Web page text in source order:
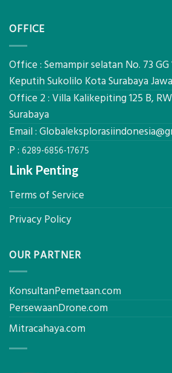
Ekplorasi.Menggunakan
Ukur
Presisi
Akurat
OFFICE
Office : Semampir selatan No. 73 GG
Keputih Sukolilo Kota Surabaya
Office 2 : Villa Kalikepiting 125 B,
Surabaya
Email :
P : 6289-6856-17675
Link Penting
Terms of Service
Privacy Policy
OUR PARTNER
KonsultanPemetaan.com
PersewaanDrone.com
Mitracahaya.com